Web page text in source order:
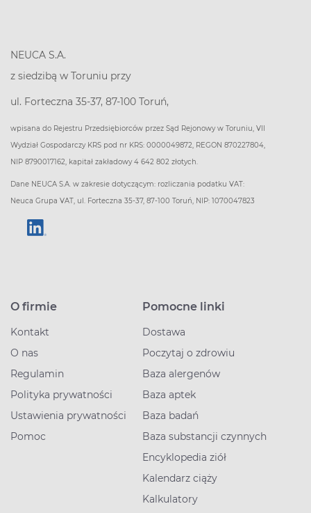
NEUCA S.A.
z siedzibą w Toruniu przy
ul. Forteczna 35-37, 87-100 Toruń,
wpisana do Rejestru Przedsiębiorców przez Sąd Rejonowy w Toruniu, VII
Wydział Gospodarczy KRS pod nr KRS: 0000049872, REGON 870227804,
NIP 8790017162, kapitał zakładowy 4 642 802 złotych.
Dane NEUCA S.A. w zakresie dotyczącym: rozliczania podatku VAT:
Neuca Grupa VAT, ul. Forteczna 35-37, 87-100 Toruń, NIP: 1070047823
O firmie
Kontakt
O nas
Regulamin
Polityka prywatności
Ustawienia prywatności
Pomoc
Pomocne linki
Dostawa
Poczytaj o zdrowiu
Baza alergenów
Baza aptek
Baza badań
Baza substancji czynnych
Encyklopedia ziół
Kalendarz ciąży
Kalkulatory